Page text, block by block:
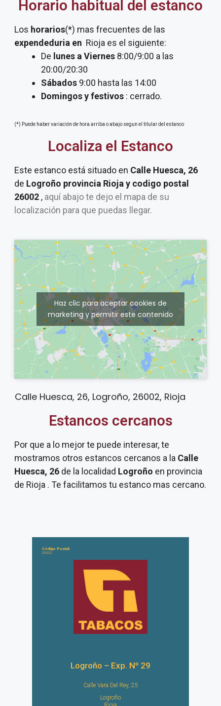
Horario habitual del estanco
Los horarios(*) mas frecuentes de las
expendeduria en Rioja es el siguiente:
De lunes a Viernes 8:00/9:00 a las
20:00/20:30
Sábados 9:00 hasta las 14:00
Domingos y festivos : cerrado.
(*) Puede haber variación de hora arriba o abajo segun el titular del estanco
Localiza el Estanco
Este estanco está situado en Calle Huesca, 26
de Logroño provincia Rioja y codigo postal
26002 , aquí abajo te dejo el mapa de su
localización para que puedas llegar.
Haz clic para aceptar cookies de
marketing y permitir este contenido
Calle Huesca, 26, Logroño, 26002, Rioja
Estancos cercanos
Por que a lo mejor te puede interesar, te
mostramos otros estancos cercanos a la Calle
Huesca, 26 de la localidad Logroño en provincia
de Rioja . Te facilitamos tu estanco mas cercano.
Código Postal:
26002
Logroño – Exp. Nº 29
Calle Vara Del Rey, 25
Logroño